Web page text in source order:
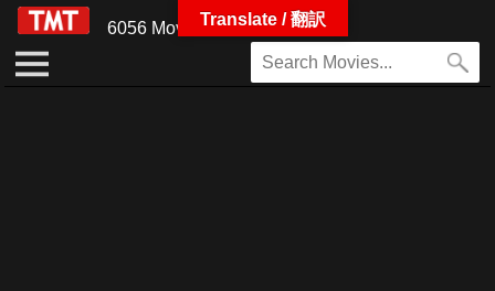
6056 MoviesTranslate / 翻訳